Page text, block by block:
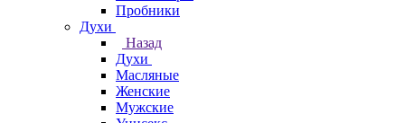
Пробники
Духи
Назад
Духи
Масляные
Женские
Мужские